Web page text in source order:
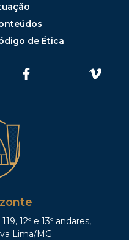
de Ética
12º e 13º andares,
Lima/MG